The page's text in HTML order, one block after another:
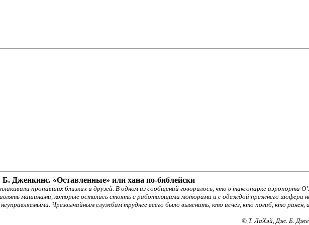
Дженкинс. «Оставленные» или хана по-библейски
пропавших близких и друзей. В одном из сообщений говорилось, что в таксопарке аэропорта
машинами, которые остались стоять с работающими моторами и с одеждой прежнего шофера
Чрезвычайным службам труднее всего было выяснить, кто исчез, кто погиб, кто ранен,
© Т. ЛаХэй, Дж. Б.